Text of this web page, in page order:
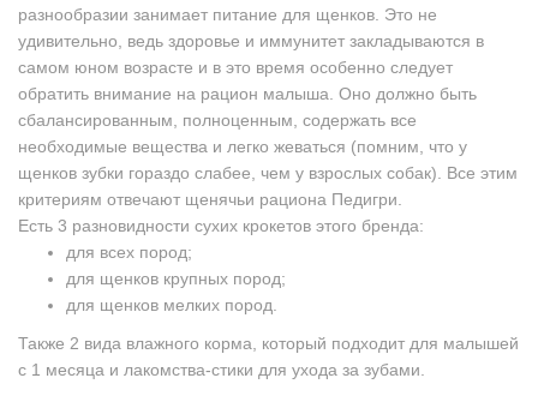
разнообразии занимает питание для щенков. Это не
удивительно, ведь здоровье и иммунитет закладываются в
самом юном возрасте и в это время особенно следует
обратить внимание на рацион малыша. Оно должно быть
сбалансированным, полноценным, содержать все
необходимые вещества и легко жеваться (помним, что у
щенков зубки гораздо слабее, чем у взрослых собак). Все этим
критериям отвечают щенячьи рациона Педигри.
Есть 3 разновидности сухих крокетов этого бренда:
для всех пород;
для щенков крупных пород;
для щенков мелких пород.
Также 2 вида влажного корма, который подходит для малышей
с 1 месяца и лакомства-стики для ухода за зубами.